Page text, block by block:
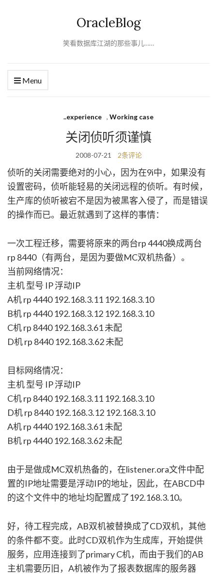
OracleBlog
笑看数据库江湖的那些事儿……
Menu
..experience , Working case
关闭侦听须谨慎
2008-07-21 2条评论
侦听的关闭需要绝对的小心，因为在9i中，如果没有
设置密码，侦听能轻易的关闭远程的侦听。有时候，
生产库的侦听被宕不是因为被黑客入侵了，而是错误
的操作而已。最近就遇到了这样的事情：
一次工程迁移，需要将原来的两台rp 4440换成两台
rp 8440（有两台，是因为要做MC双机热备）。
当前网络情况：
主机 型号 IP 浮动IP
A机 rp 4440 192.168.3.11 192.168.3.10
B机 rp 4440 192.168.3.12 192.168.3.10
C机 rp 8440 192.168.3.61 未配
D机 rp 8440 192.168.3.62 未配
目标网络情况：
主机 型号 IP 浮动IP
C机 rp 8440 192.168.3.11 192.168.3.10
D机 rp 8440 192.168.3.12 192.168.3.10
A机 rp 4440 192.168.3.61 未配
B机 rp 4440 192.168.3.62 未配
由于是做成MC双机热备的，在listener.ora文件中配
置的IP地址需要是浮动IP的地址，因此，在ABCD中
的这个文件中的地址均配置成了192.168.3.10。
好，待工程完成，AB双机被替换成了CD双机，其他
的条件都不变。此时CD双机作为生成库，开始提供
服务，应用连接到了primary C机，而由于我们的AB
主机需要历旧，A机被作为了报表数据库的服务器